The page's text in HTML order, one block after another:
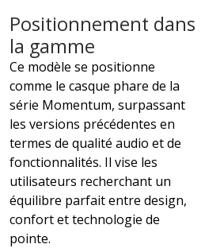
Positionnement dans
la gamme
Ce modèle se positionne
comme le casque phare de la
série Momentum, surpassant
les versions précédentes en
termes de qualité audio et de
fonctionnalités. Il vise les
utilisateurs recherchant un
équilibre parfait entre design,
confort et technologie de
pointe.